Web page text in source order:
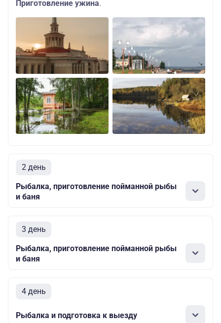
Приготовление ужина.
2 день
Рыбалка, приготовление пойманной рыбы
и баня
3 день
Рыбалка, приготовление пойманной рыбы
и баня
4 день
Рыбалка и подготовка к выезду